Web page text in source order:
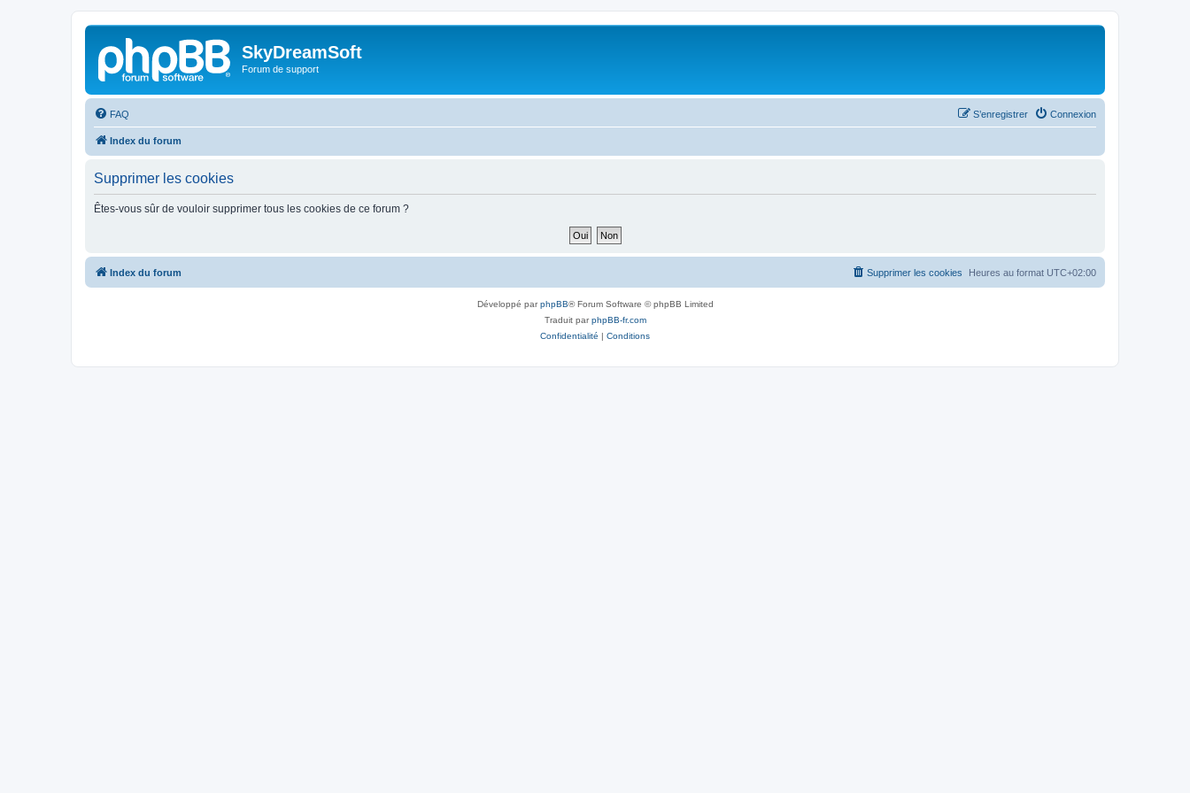
SkyDreamSoft
Forum de support
FAQ Connexion
S’enregistrer
Index du forum
Supprimer les cookies
Êtes-vous sûr de vouloir supprimer tous les cookies de ce forum ?
Index du forum Heures au format UTC+02:00
Supprimer les cookies
Développé parphpBB® Forum Software © phpBB Limited
Traduit parphpBB-fr.com
Confidentialité | Conditions